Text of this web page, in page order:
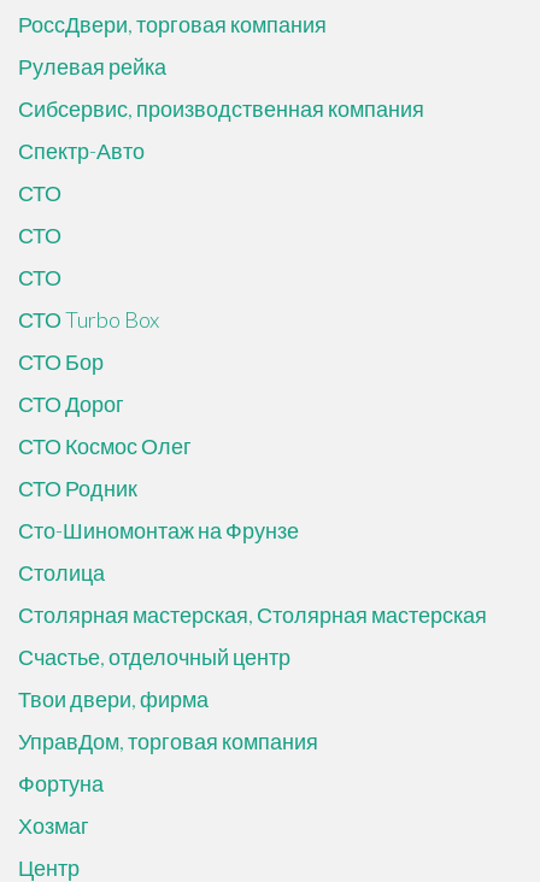
РоссДвери, торговая компания
Рулевая рейка
Сибсервис, производственная компания
Спектр-Авто
СТО
СТО
СТО
СТО Turbo Box
СТО Бор
СТО Дорог
СТО Космос Олег
СТО Родник
Сто-Шиномонтаж на Фрунзе
Столица
Столярная мастерская, Столярная мастерская
Счастье, отделочный центр
Твои двери, фирма
УправДом, торговая компания
Фортуна
Хозмаг
Центр